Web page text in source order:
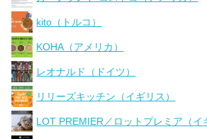
kito（トルコ）
KOHA（アメリカ）
レオナルド（ドイツ）
リリーズキッチン（イギリス）
LOT PREMIER／ロットプレミア（イ